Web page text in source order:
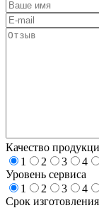
Качество
1
2 3 4
Уровень сервиса
1
2 3 4
Срок изготовления